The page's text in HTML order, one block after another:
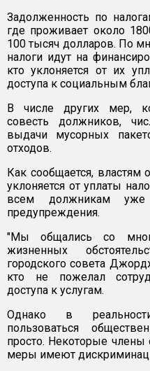
Задолженность по
где проживает около
100 тысяч долларов. По
налоги идут на
кто уклоняется от их
доступа к социальным
В числе других мер,
совесть должников,
выдачи мусорных
отходов.
Как сообщается, властям
уклоняется от уплаты
всем должникам уже
предупреждения.
"Мы общались со
жизненных
городского совета
кто не пожелал
доступа к услугам.
Однако в
пользоваться
просто. Некоторые
меры имеют